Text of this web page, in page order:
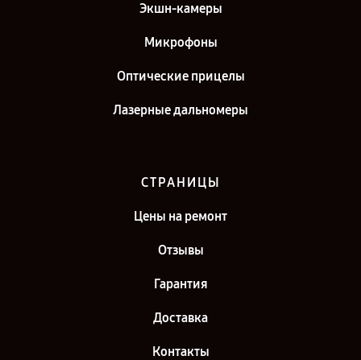
Экшн-камеры
Микрофоны
Оптические прицелы
Лазерные дальномеры
СТРАНИЦЫ
Цены на ремонт
Отзывы
Гарантия
Доставка
Контакты